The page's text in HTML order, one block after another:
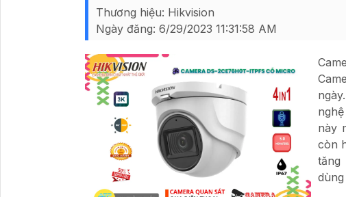
Thương hiệu: Hikvision
Ngày đăng: 6/29/2023 11:31:58 AM
này
còn
dùng